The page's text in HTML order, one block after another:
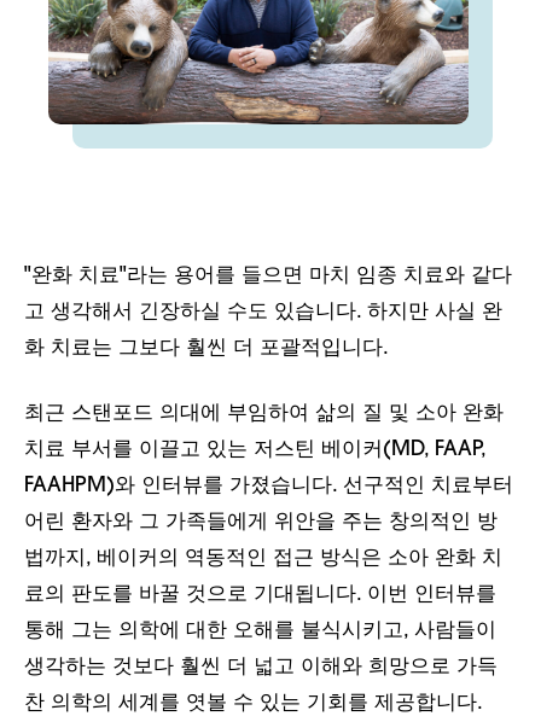
"완화 치료"라는 용어를 들으면 마치 임종 치료와 같다
고 생각해서 긴장하실 수도 있습니다. 하지만 사실 완
화 치료는 그보다 훨씬 더 포괄적입니다.
최근 스탠포드 의대에 부임하여 삶의 질 및 소아 완화
치료 부서를 이끌고 있는 저스틴 베이커(MD, FAAP,
FAAHPM)와 인터뷰를 가졌습니다. 선구적인 치료부터
어린 환자와 그 가족들에게 위안을 주는 창의적인 방
법까지, 베이커의 역동적인 접근 방식은 소아 완화 치
료의 판도를 바꿀 것으로 기대됩니다. 이번 인터뷰를
통해 그는 의학에 대한 오해를 불식시키고, 사람들이
생각하는 것보다 훨씬 더 넓고 이해와 희망으로 가득
찬 의학의 세계를 엿볼 수 있는 기회를 제공합니다.